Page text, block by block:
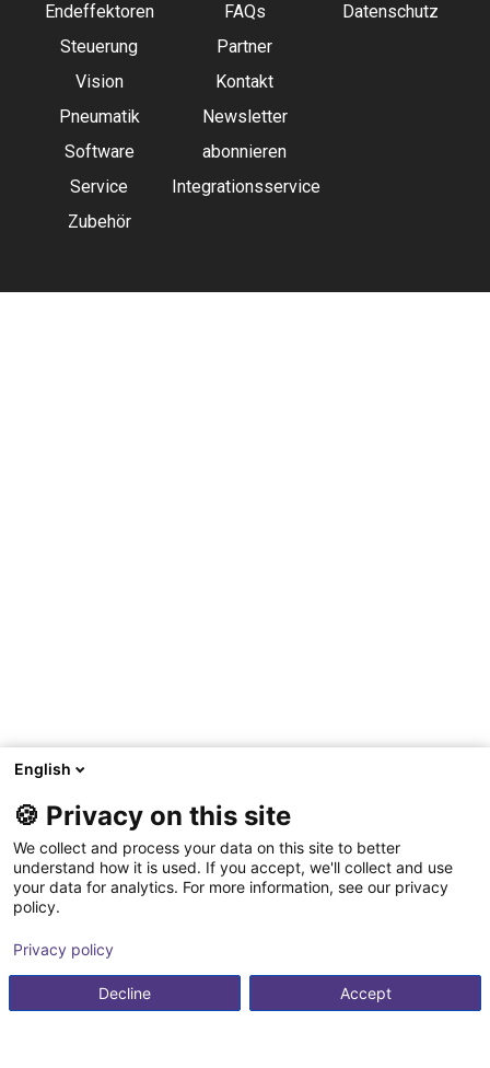
Endeffektoren
Steuerung
Vision
Pneumatik
Software
Service
Zubehör
FAQs
Partner
Kontakt
Newsletter
abonnieren
Integrationsservice
Datenschutz
English
🍪 Privacy on this site
We collect and process your data on this site to better
understand how it is used. If you accept, we'll collect and use
your data for analytics. For more information, see our privacy
policy.
Privacy policy
Accept
Decline